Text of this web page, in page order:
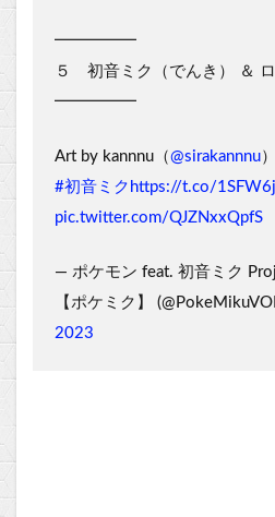
━━━━━
５ 初音ミク（でんき） ＆
━━━━━
Art by kannnu（@sirakannnu）
#初音ミク https://t.co/
pic.twitter.com/QJZNxxQpfS
— ポケモン feat. 初音ミク
【ポケミク】
2023